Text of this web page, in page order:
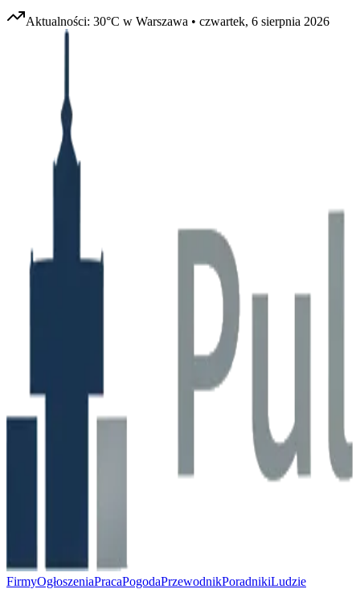
Aktualności: 30°C w Warszawa • czwartek, 6 sierpnia 2026
FirmyOgłoszeniaPracaPogodaPrzewodnikPoradnikiLudzie